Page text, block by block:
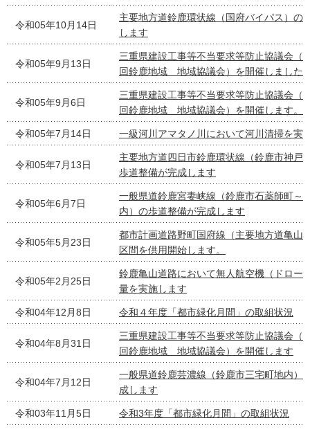
令和05年10月14日
主要地方道鈴鹿環状線（国府バイパス）の
します
令和05年9月13日
三重県建設工事等不当要求等防止協議会（
回鈴鹿地域 地域協議会）を開催しました
令和05年9月6日
三重県建設工事等不当要求等防止協議会（
回鈴鹿地域 地域協議会）を開催します。
令和05年7月14日 一級河川アマタノ川において河川清掃を実
令和05年7月13日
主要地方道四日市鈴鹿環状線（鈴鹿市神戸
歩道整備が完成します
令和05年6月7日
一般県道鈴鹿宮妻峡線（鈴鹿市石薬師町～
内）の歩道整備が完成します
令和05年5月23日
都市計画道路野町国府線（主要地方道亀山
区間を供用開始します。
令和05年2月25日
鈴鹿亀山道路において無人航空機（ドロー
量を実施します
令和04年12月8日 令和４年度「都市緑化月間」の取組状況
令和04年8月31日
三重県建設工事等不当要求等防止協議会（
回鈴鹿地域 地域協議会）を開催します
令和04年7月12日
一般県道鈴鹿芸濃線（鈴鹿市三宅町地内）
成します
令和03年11月5日 令和3年度「都市緑化月間」の取組状況